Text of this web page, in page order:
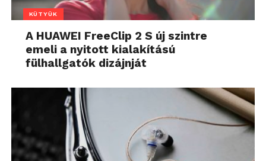
KÜTYÜK
A HUAWEI FreeClip 2 S új szintre
emeli a nyitott kialakítású
fülhallgatók dizájnját